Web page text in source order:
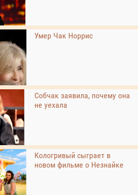
Умер Чак Норрис
Собчак заявила, почему она
не уехала
Кологривый сыграет в
новом фильме о Незнайке